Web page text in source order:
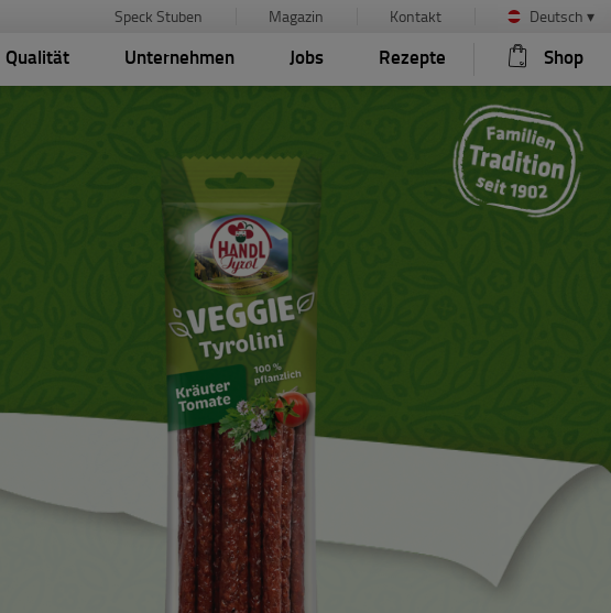
Speck Stuben Magazin Kontakt Deutsch ▾
Qualität Unternehmen Jobs Rezepte Shop